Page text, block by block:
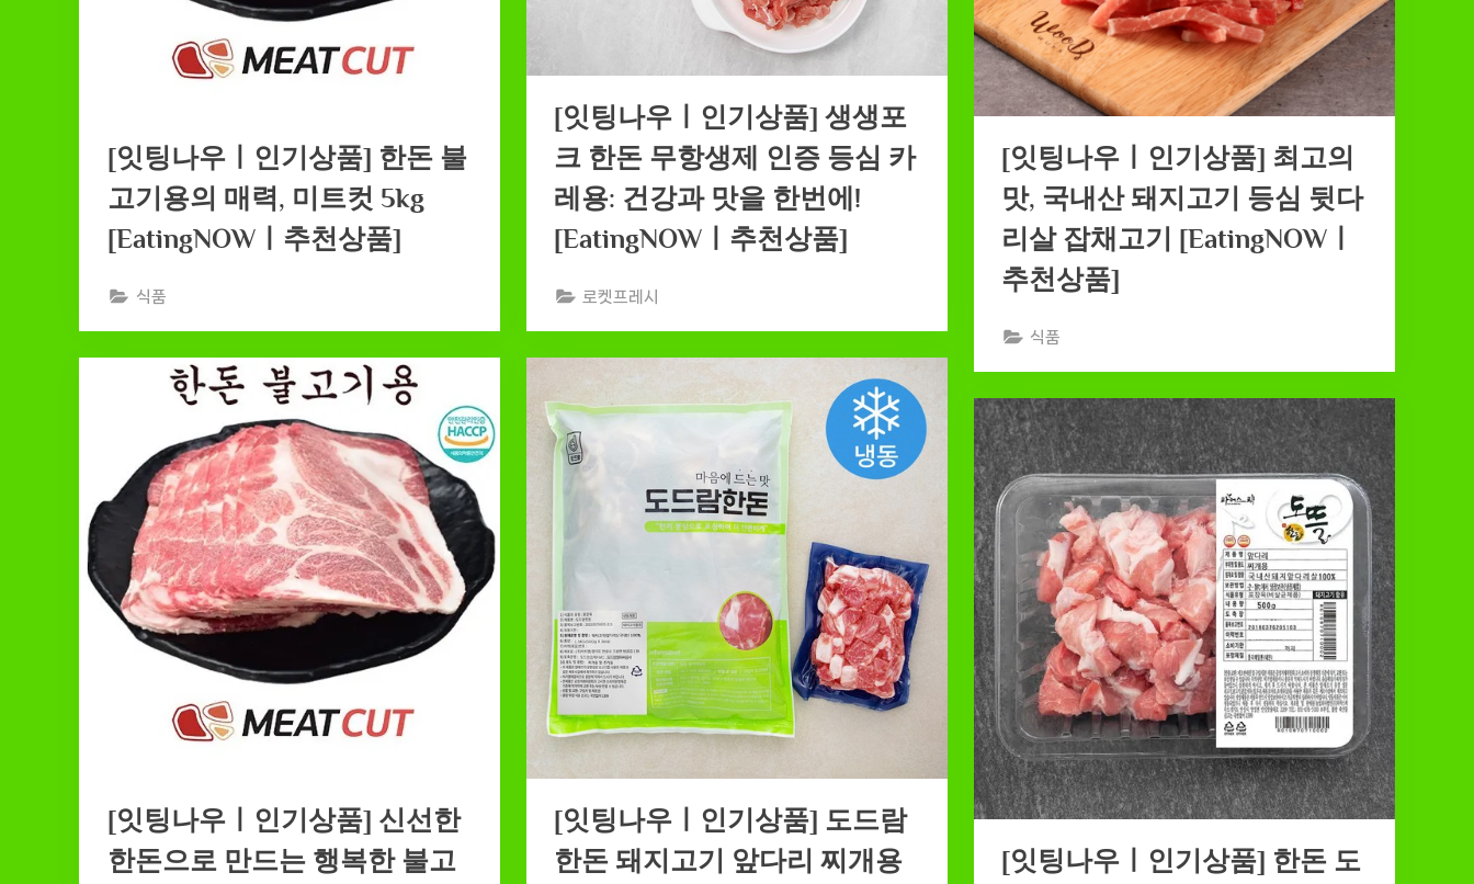
[잇팅나우ㅣ인기상품] 생생포
크 한돈 무항생제 인증 등심 카
레용: 건강과 맛을 한번에!
[EatingNOWㅣ추천상품]
로켓프레시
[잇팅나우ㅣ인기상품] 한돈 불
고기용의 매력, 미트컷 5kg
[EatingNOWㅣ추천상품]
식품
[잇팅나우ㅣ인기상품] 최고의
맛, 국내산 돼지고기 등심 뒷다
리살 잡채고기 [EatingNOWㅣ
추천상품]
식품
[잇팅나우ㅣ인기상품] 신선한
한돈으로 만드는 행복한 불고
[잇팅나우ㅣ인기상품] 도드람
한돈 돼지고기 앞다리 찌개용
[잇팅나우ㅣ인기상품] 한돈 도